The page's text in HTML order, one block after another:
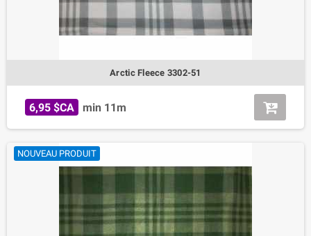
Arctic Fleece 3302-51
6,95 $CA min 11m
NOUVEAU PRODUIT